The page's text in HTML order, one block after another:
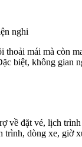
nghi
mái mà còn
biệt, không
về đặt vé, lịch trình
dòng xe, giờ